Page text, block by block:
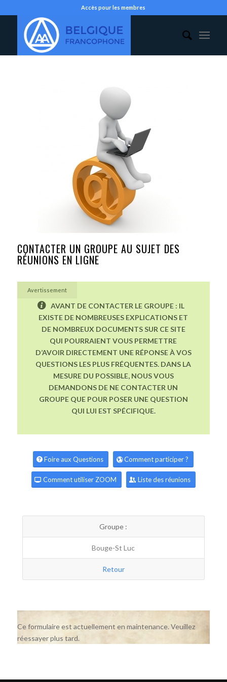
Accès pour les membres
CONTACTER UN GROUPE AU SUJET DES
RÉUNIONS EN LIGNE
Avertissement
AVANT DE CONTACTER LE GROUPE : IL
EXISTE DE NOMBREUSES EXPLICATIONS ET
DE NOMBREUX DOCUMENTS SUR CE SITE
QUI POURRAIENT VOUS PERMETTRE
D’AVOIR DIRECTEMENT UNE RÉPONSE À VOS
QUESTIONS LES PLUS FRÉQUENTES. DANS LA
MESURE DU POSSIBLE, NOUS VOUS
DEMANDONS DE NE CONTACTER UN
GROUPE QUE POUR POSER UNE QUESTION
QUI LUI EST SPÉCIFIQUE.
Foire aux Questions Comment participer ?
Comment utiliser ZOOM Liste des réunions
Groupe :
Bouge-St Luc
Retour
Ce formulaire est actuellement en maintenance. Veuillez
réessayer plus tard.